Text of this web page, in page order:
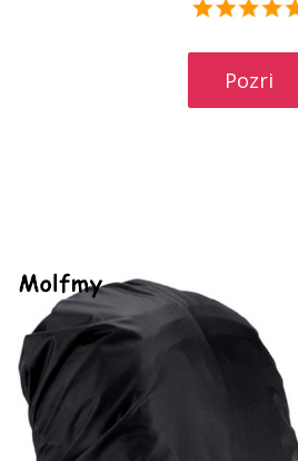
Pozri